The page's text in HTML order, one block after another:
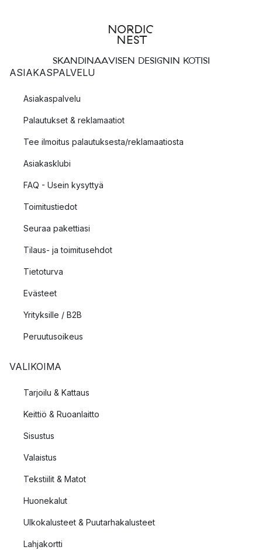
SKANDINAAVISEN DESIGNIN KOTISI
ASIAKASPALVELU
Asiakaspalvelu
Palautukset & reklamaatiot
Tee ilmoitus palautuksesta/reklamaatiosta
Asiakasklubi
FAQ - Usein kysyttyä
Toimitustiedot
Seuraa pakettiasi
Tilaus- ja toimitusehdot
Tietoturva
Evästeet
Yrityksille / B2B
Peruutusoikeus
VALIKOIMA
Tarjoilu & Kattaus
Keittiö & Ruoanlaitto
Sisustus
Valaistus
Tekstiilit & Matot
Huonekalut
Ulkokalusteet & Puutarhakalusteet
Lahjakortti